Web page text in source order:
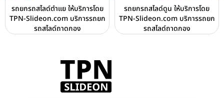
รถยกรถสไลด์ตำแย ให้บริการโดย
TPN-Slideon.com บริการรถยก
รถสไลด์ถาดกอง
รถยกรถสไลด์ดูน ให้บริการโดย
TPN-Slideon.com บริการรถยก
รถสไลด์ถาดกอง